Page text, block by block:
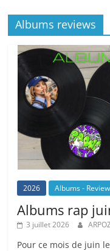
Albums reviews
2026 Albums -
Albums rap
3 juillet 2026
Pour ce mois de juin